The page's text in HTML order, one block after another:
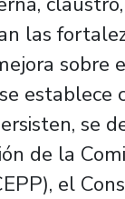
las
sobre
establece
se
de la
el